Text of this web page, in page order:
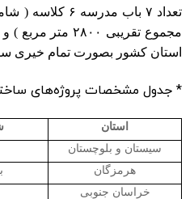
استان کشور بصورت تمام خیری
* جدول مشخصات پروژه‌های
استان
سیستان و بلوچستان
هرمزگان
خراسان جنوبی